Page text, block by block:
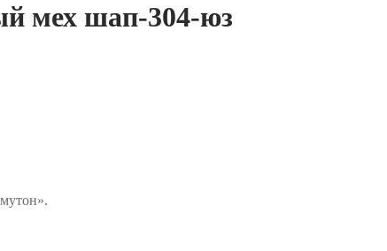
мех шап-304-юз